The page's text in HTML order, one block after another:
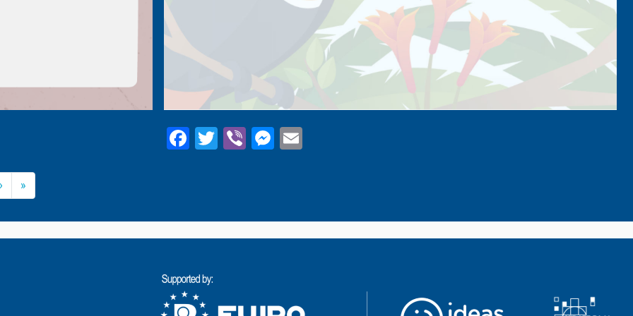
Facebook
Twitter
ViberMessenger
› »